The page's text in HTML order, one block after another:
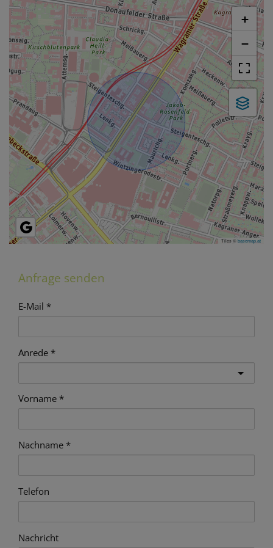
+
−
Tiles ©basemap.at
Anfrage senden
E-Mail
Anrede
Vorname
Nachname
Telefon
Nachricht